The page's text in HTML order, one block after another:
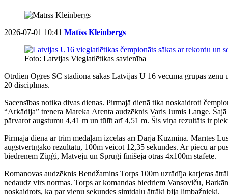
2026-07-01 10:41 Matīss Kleinbergs
Foto: Latvijas Vieglatlētikas savienība
Otrdien Ogres SC stadionā sākās Latvijas U 16 vecuma grupas
20 disciplīnās.
Sacensības notika divas dienas. Pirmajā dienā tika noskaidroti
“Arkādija” trenera Mareka Ārenta audzēknis Varis Jumis Lange.
pārvarot augstumu 4,41 m un tūlīt arī 4,51 m. Šis viņa rezultāts ir
Pirmajā dienā ar trim medaļām izcēlās arī Darja Kuzmina. Mārītes
augstvērtīgāko rezultātu, 100m veicot 12,35 sekundēs. Ar piecu ar
biedrenēm Ziņģi, Matveju un Spruģi finišēja otrās 4x100m stafetē.
Romanovas audzēknis Bendžamins Torps 100m uzrādīja karjeras
nedaudz virs normas. Torps ar komandas biedriem Vansoviču,
noskaidrots, ka par vienu sekundes simtdaļu ātrāki bija limbažnieki.